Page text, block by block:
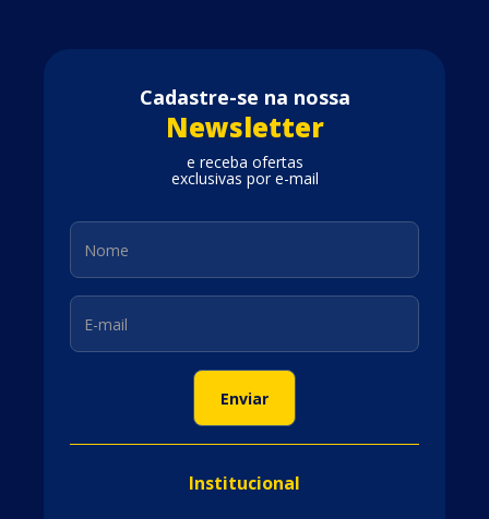
Cadastre-se na nossa
Newsletter
e receba ofertas
exclusivas por e-mail
Institucional